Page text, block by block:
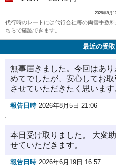
2026年8月
代行時のレートには代行会社毎の両替手数
ちらで確認できます。
最近の受
無事届きました。今回はあ
めてでしたが、安心してお
させていただきたく思います
報告日時 2026年8月5日 21:06
本日受け取りました。 大変
せていただきます。
報告日時 2026年6月19日 16:57